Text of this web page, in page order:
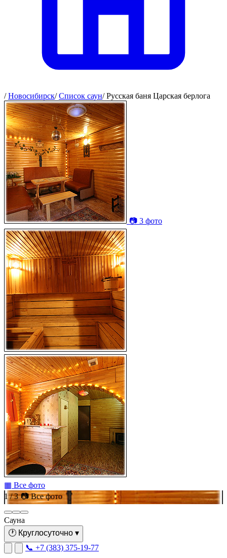
/ Новосибирск/ Список саун/ Русская баня Царская берлога
📷 3 фото
▦ Все фото
1 / 3 📷 Все фото
Сауна
🕐 Круглосуточно ▾
📞 +7 (383) 375-19-77